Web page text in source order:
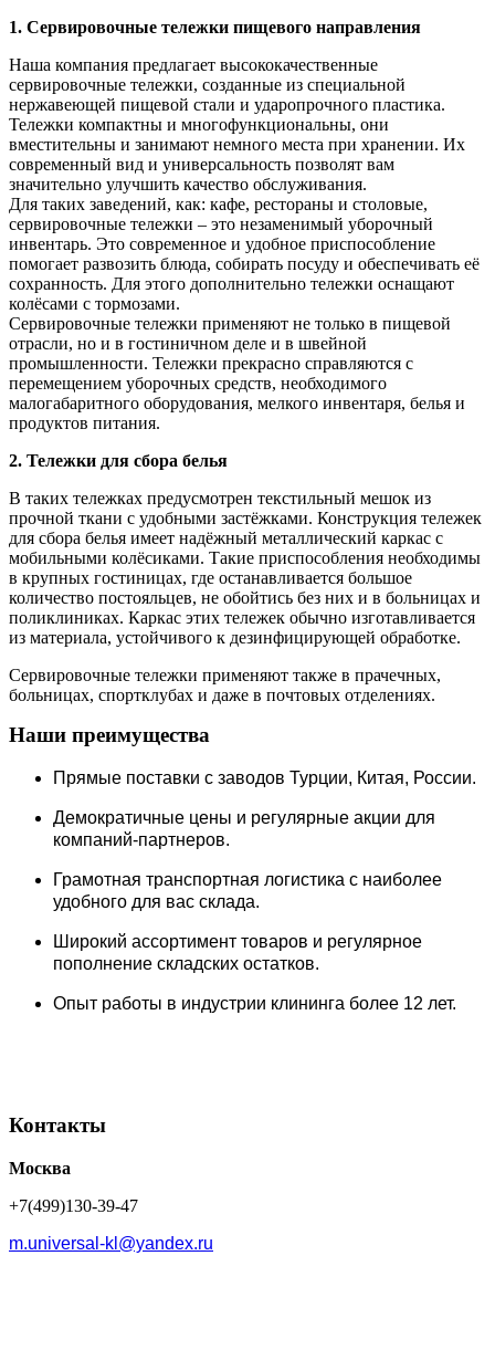
1. Сервировочные тележки пищевого направления
Наша компания предлагает высококачественные
сервировочные тележки, созданные из специальной
нержавеющей пищевой стали и ударопрочного пластика.
Тележки компактны и многофункциональны, они
вместительны и занимают немного места при хранении. Их
современный вид и универсальность позволят вам
значительно улучшить качество обслуживания.
Для таких заведений, как: кафе, рестораны и столовые,
сервировочные тележки – это незаменимый уборочный
инвентарь. Это современное и удобное приспособление
помогает развозить блюда, собирать посуду и обеспечивать её
сохранность. Для этого дополнительно тележки оснащают
колёсами с тормозами.
Сервировочные тележки применяют не только в пищевой
отрасли, но и в гостиничном деле и в швейной
промышленности. Тележки прекрасно справляются с
перемещением уборочных средств, необходимого
малогабаритного оборудования, мелкого инвентаря, белья и
продуктов питания.
2. Тележки для сбора белья
В таких тележках предусмотрен текстильный мешок из
прочной ткани с удобными застёжками. Конструкция тележек
для сбора белья имеет надёжный металлический каркас с
мобильными колёсиками. Такие приспособления необходимы
в крупных гостиницах, где останавливается большое
количество постояльцев, не обойтись без них и в больницах и
поликлиниках. Каркас этих тележек обычно изготавливается
из материала, устойчивого к дезинфицирующей обработке.
Сервировочные тележки применяют также в прачечных,
больницах, спортклубах и даже в почтовых отделениях.
Наши преимущества
Прямые поставки c заводов Турции, Китая, России.
Демократичные цены и регулярные акции для
компаний-партнеров.
Грамотная транспортная логистика с наиболее
удобного для вас склада.
Широкий ассортимент товаров и регулярное
пополнение складских остатков.
Опыт работы в индустрии клининга более 12 лет.
Контакты
Москва
+7(499)130-39-47
m.universal-kl@yandex.ru